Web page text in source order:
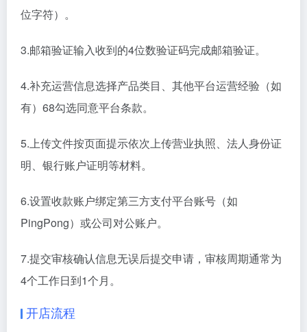
位字符）‌。
‌3.邮箱验证‌输入收到的4位数验证码完成邮箱验证‌。
‌4.补充运营信息‌选择产品类目、其他平台运营经验（如
有）‌68勾选同意平台条款‌。
‌5.上传文件‌按页面提示依次上传营业执照、法人身份证
明、银行账户证明等材料‌。
‌6.设置收款账户‌绑定第三方支付平台账号（如
PingPong）或公司对公账户‌。
‌7.提交审核‌确认信息无误后提交申请，审核周期通常为
4个工作日到1个月‌。
开店流程